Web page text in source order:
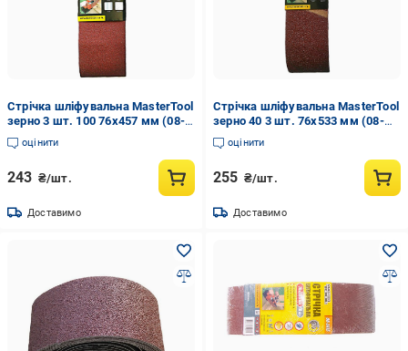
Стрічка шліфувальна MasterTool
зерно 3 шт. 100 76х457 мм (08-
3310)
оцінити
243 ₴/шт.
Доставимо
Стрічка шліфувальна MasterTool
зерно 40 3 шт. 76х533 мм (08-
3404)
оцінити
255 ₴/шт.
Доставимо